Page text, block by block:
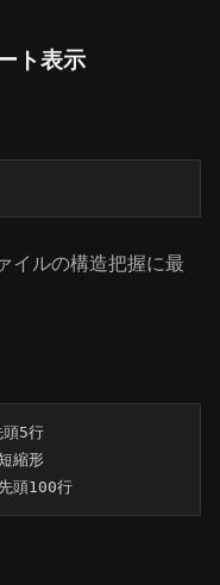
ト表示
イルの構造把握に最
5行
形
100行